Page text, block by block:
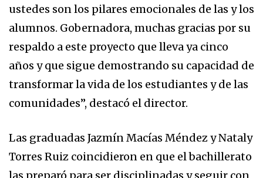
ustedes son los pilares emocionales de las y los
alumnos. Gobernadora, muchas gracias por su
respaldo a este proyecto que lleva ya cinco
años y que sigue demostrando su capacidad de
transformar la vida de los estudiantes y de las
comunidades”, destacó el director.
Las graduadas Jazmín Macías Méndez y Nataly
Torres Ruiz coincidieron en que el bachillerato